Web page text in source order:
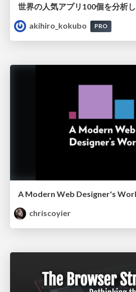
akihiro_kokubo
PRO
A Modern Web Designer's
chriscoyier